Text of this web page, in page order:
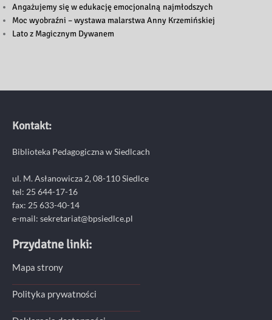
Angażujemy się w edukację emocjonalną najmłodszych
Moc wyobraźni – wystawa malarstwa Anny Krzemińskiej
Lato z Magicznym Dywanem
Kontakt:
Biblioteka Pedagogiczna w Siedlcach
ul. M. Asłanowicza 2, 08-110 Siedlce
tel: 25 644-17-16
fax: 25 633-40-14
e-mail: sekretariat@bpsiedlce.pl
Przydatne linki:
Mapa strony
Polityka prywatności